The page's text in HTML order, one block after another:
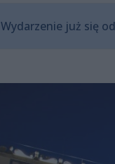
Wydarzenie już się